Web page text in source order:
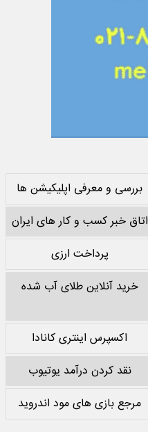
بررسی و معرفی اپلیکیشن ها
اتاق خبر کسب و کار های ایران
پرداخت ارزی
خرید آنلاین طلای آب شده
اکسپرس اینتری کانادا
نقد کردن درآمد یوتیوب
مرجع بازی های مود اندروید